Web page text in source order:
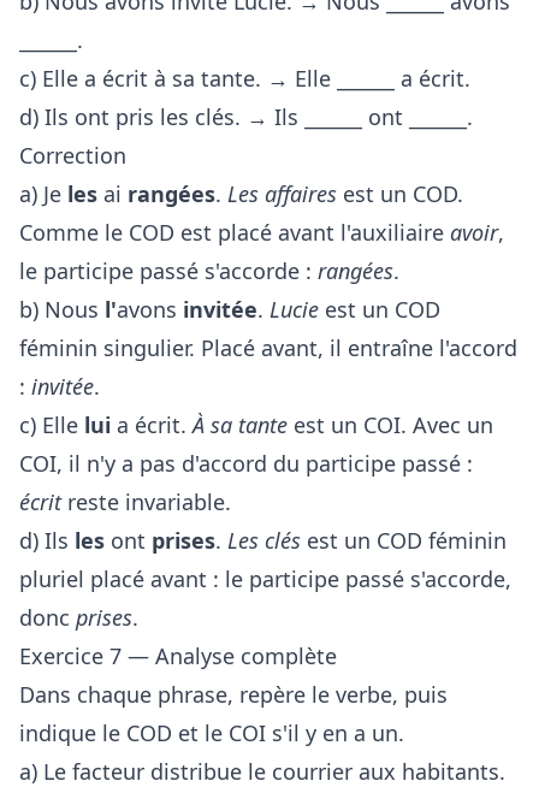
______.
c) Elle a écrit à sa tante. → Elle ______ a écrit.
d) Ils ont pris les clés. → Ils ______ ont ______.
Correction
a) Je les ai rangées. Les affaires est un COD.
Comme le COD est placé avant l'auxiliaire avoir,
le participe passé s'accorde : rangées.
b) Nous l'avons invitée. Lucie est un COD
féminin singulier. Placé avant, il entraîne l'accord
: invitée.
c) Elle lui a écrit.À sa tante est un COI. Avec un
COI, il n'y a pas d'accord du participe passé :
écritreste invariable.
d) Ils les ont prises. Les clés est un COD féminin
pluriel placé avant : le participe passé s'accorde,
donc prises.
Exercice 7 — Analyse complète
Dans chaque phrase, repère le verbe, puis
indique le COD et le COI s'il y en a un.
a) Le facteur distribue le courrier aux habitants.